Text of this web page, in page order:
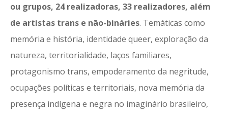
ou grupos, 24 realizadoras, 33 realizadores, além
de artistas trans e não-bináries. Temáticas como
memória e história, identidade queer, exploração da
natureza, territorialidade, laços familiares,
protagonismo trans, empoderamento da negritude,
ocupações políticas e territoriais, nova memória da
presença indígena e negra no imaginário brasileiro,